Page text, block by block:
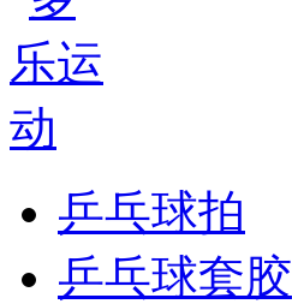
乒乓球拍
乒乓球套胶